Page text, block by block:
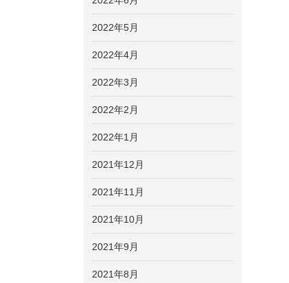
2022年5月
2022年4月
2022年3月
2022年2月
2022年1月
2021年12月
2021年11月
2021年10月
2021年9月
2021年8月